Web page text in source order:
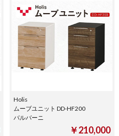
Holis
ムーブユニット DD-HF200
バルバーニ
￥210,000